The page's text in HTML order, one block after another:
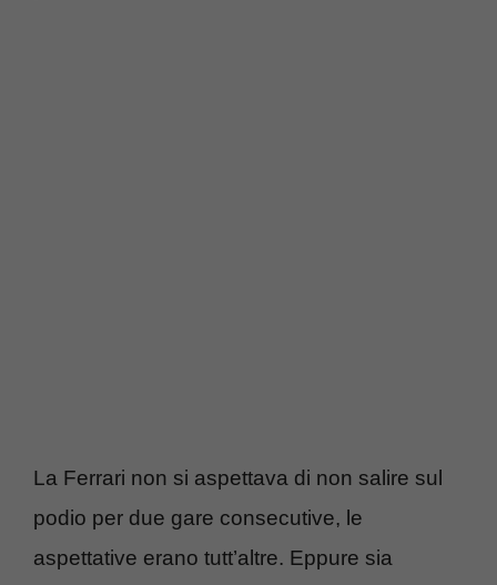
La Ferrari non si aspettava di non salire sul
podio per due gare consecutive, le
aspettative erano tutt’altre. Eppure sia